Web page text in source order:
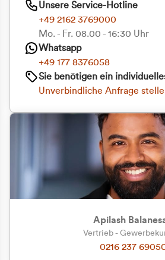
Zu welcher
Unsere Service-Hotline
+49 2162 3769000
Mo. - Fr. 08.00 - 16:30 Uhr
Whatsapp
+49 177 8376058
Sie benötigen ein
Unverbindliche Anfrage
Apilash
Vertrieb -
0216 237